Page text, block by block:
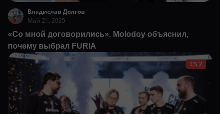
Владислав Долгов
Май 21, 2025
«Со мной договорились». Molodoy объяснил,
почему выбрал FURIA
CS 2